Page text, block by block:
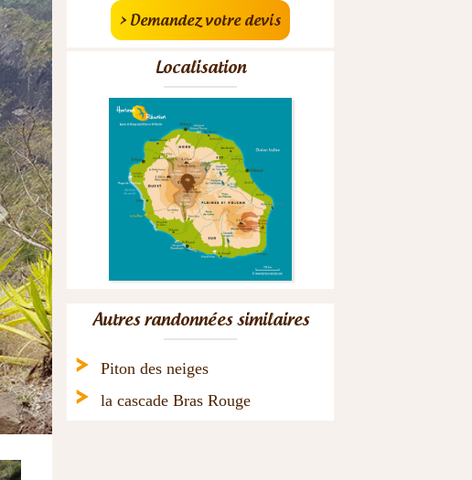
Next
> Demandez votre devis
Localisation
Autres randonnées similaires
> Piton des neiges
> la cascade Bras Rouge